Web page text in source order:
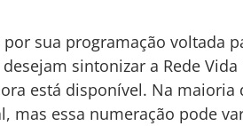
sua programação voltada
sintonizar a Rede Vida
está disponível. Na maioria
mas essa numeração pode